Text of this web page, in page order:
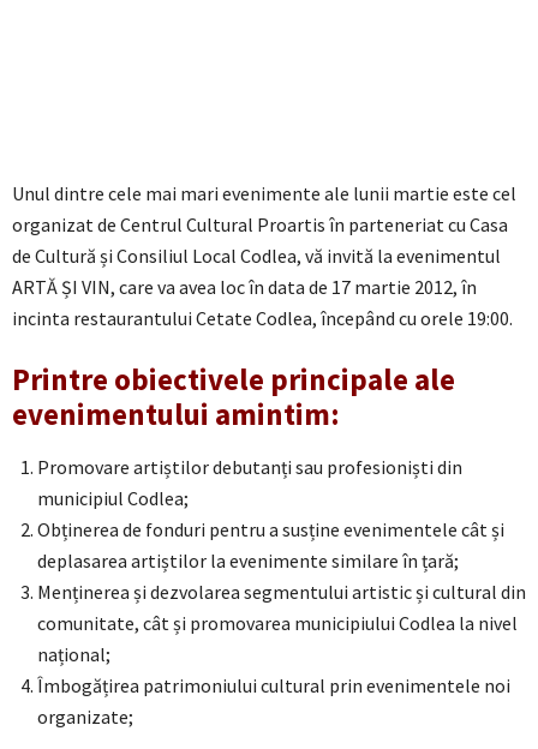
Unul dintre cele mai mari evenimente ale lunii martie este cel
organizat de Centrul Cultural Proartis în parteneriat cu Casa
de Cultură și Consiliul Local Codlea, vă invită la evenimentul
ARTĂ ȘI VIN, care va avea loc în data de 17 martie 2012, în
incinta restaurantului Cetate Codlea, începând cu orele 19:00.
Printre obiectivele principale ale
evenimentului amintim:
Promovare artiștilor debutanți sau profesioniști din
municipiul Codlea;
Obținerea de fonduri pentru a susține evenimentele cât și
deplasarea artiștilor la evenimente similare în țară;
Menținerea și dezvolarea segmentului artistic și cultural din
comunitate, cât și promovarea municipiului Codlea la nivel
național;
Îmbogățirea patrimoniului cultural prin evenimentele noi
organizate;